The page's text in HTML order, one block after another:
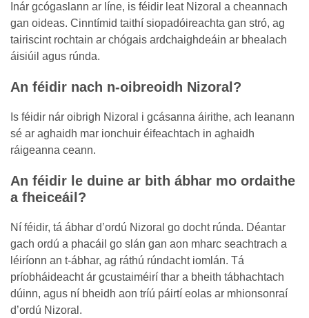
Inár gcógaslann ar líne, is féidir leat Nizoral a cheannach
gan oideas. Cinntímid taithí siopadóireachta gan stró, ag
tairiscint rochtain ar chógais ardchaighdeáin ar bhealach
áisiúil agus rúnda.
An féidir nach n-oibreoidh Nizoral?
Is féidir nár oibrigh Nizoral i gcásanna áirithe, ach leanann
sé ar aghaidh mar ionchuir éifeachtach in aghaidh
ráigeanna ceann.
An féidir le duine ar bith ábhar mo ordaithe
a fheiceáil?
Ní féidir, tá ábhar d’ordú Nizoral go docht rúnda. Déantar
gach ordú a phacáil go slán gan aon mharc seachtrach a
léiríonn an t-ábhar, ag ráthú rúndacht iomlán. Tá
príobháideacht ár gcustaiméirí thar a bheith tábhachtach
dúinn, agus ní bheidh aon tríú páirtí eolas ar mhionsonraí
d’ordú Nizoral.